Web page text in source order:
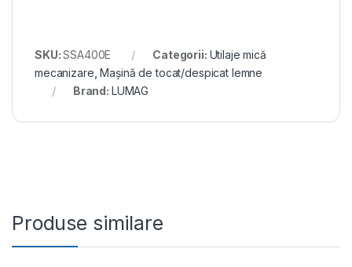
SKU:SSA400E Categorii: Utilaje mică
mecanizare ,Mașină de tocat/despicat lemne
Brand: LUMAG
Produse similare